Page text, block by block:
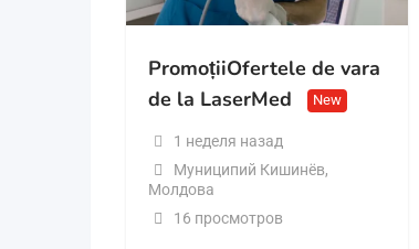
PromoțiiOfertele de vara
de la LaserMed
New
1 неделя назад
Муниципий Кишинёв,
Молдова
16 просмотров